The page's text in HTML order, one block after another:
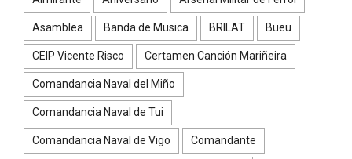
Asamblea Banda de Musica BRILAT Bueu
CEIP Vicente Risco Certamen Canción Mariñeira
Comandancia Naval del Miño
Comandancia Naval de Tui
Comandancia Naval de Vigo Comandante